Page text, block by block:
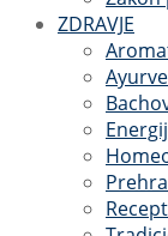
ZDRAVJE